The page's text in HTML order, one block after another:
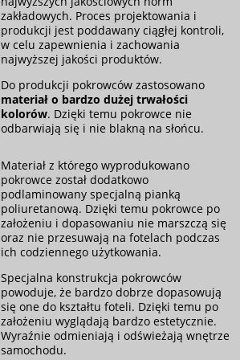
zakładowych. Proces projektowania i
produkcji jest poddawany ciągłej kontroli,
w celu zapewnienia i zachowania
najwyższej jakości produktów.
Do produkcji pokrowców zastosowano
materiał o bardzo dużej trwałości
kolorów. Dzięki temu pokrowce nie
odbarwiają się i nie blakną na słońcu.
Materiał z którego wyprodukowano
pokrowce został dodatkowo
podlaminowany specjalną pianką
poliuretanową. Dzięki temu pokrowce po
założeniu i dopasowaniu nie marszczą się
oraz nie przesuwają na fotelach podczas
ich codziennego użytkowania.
Specjalna konstrukcja pokrowców
powoduje, że bardzo dobrze dopasowują
się one do kształtu foteli. Dzięki temu po
założeniu wyglądają bardzo estetycznie.
Wyraźnie odmieniają i odświeżają wnętrze
samochodu.